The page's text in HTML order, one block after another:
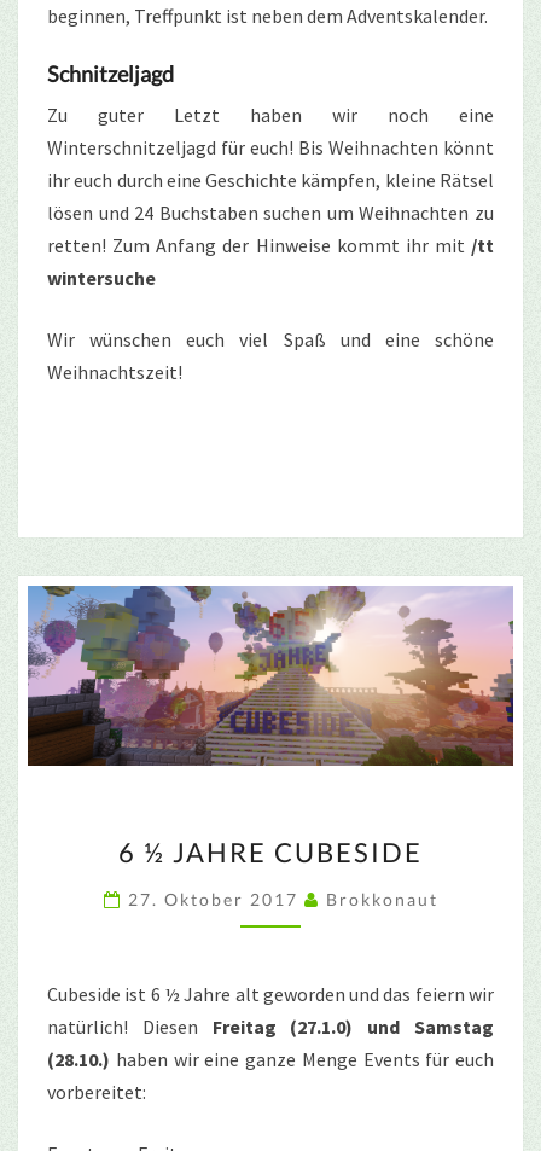
beginnen, Treffpunkt ist neben dem Adventskalender.
Schnitzeljagd
Zu guter Letzt haben wir noch eine
Winterschnitzeljagd für euch! Bis Weihnachten könnt
ihr euch durch eine Geschichte kämpfen, kleine Rätsel
lösen und 24 Buchstaben suchen um Weihnachten zu
retten! Zum Anfang der Hinweise kommt ihr mit /tt
wintersuche
Wir wünschen euch viel Spaß und eine schöne
Weihnachtszeit!
½
JAHRE
CUBESIDE
6 ½ JAHRE CUBESIDE
27. Oktober 2017 Brokkonaut
Cubeside ist 6 ½ Jahre alt geworden und das feiern wir
natürlich! Diesen Freitag (27.1.0) und Samstag
(28.10.) haben wir eine ganze Menge Events für euch
vorbereitet: